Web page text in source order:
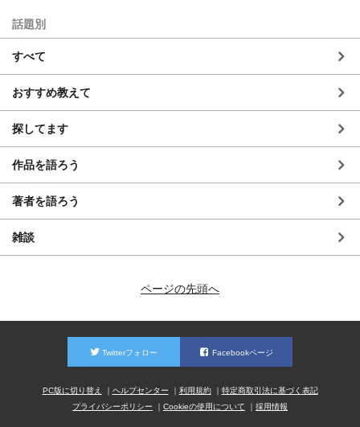
話題別
すべて
おすすめ教えて
探してます
作品を語ろう
著者を語ろう
雑談
ページの先頭へ
Twitterフォロー Facebookページ
PC版に切り替え ヘルプセンター 利用規約
特定商取引法に基づく表記
プライバシーポリシー
Cookieの使用について 採用情報